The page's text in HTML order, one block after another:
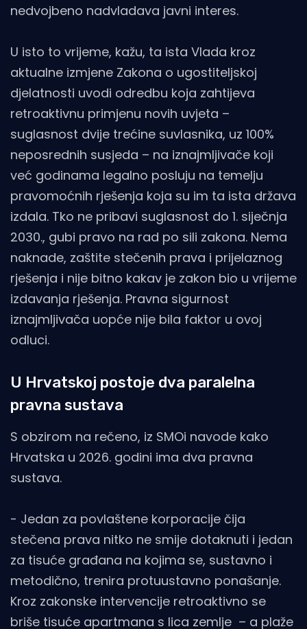
nedvojbeno nadvladava javni interes.
U isto to vrijeme, kažu, ta ista Vlada kroz
aktualne izmjene Zakona o ugostiteljskoj
djelatnosti uvodi odredbu koja zahtijeva
retroaktivnu primjenu novih uvjeta –
suglasnost dvije trećine suvlasnika, uz 100%
neposrednih susjeda – na iznajmljivače koji
već godinama legalno posluju na temelju
pravomoćnih rješenja koja su im ta ista država
izdala. Tko ne pribavi suglasnost do 1. siječnja
2030., gubi pravo na rad po sili zakona. Nema
naknade, zaštite stečenih prava i prijelaznog
rješenja i nije bitno kakav je zakon bio u vrijeme
izdavanja rješenja. Pravna sigurnost
iznajmljivača uopće nije bila faktor u ovoj
odluci.
U Hrvatskoj postoje dva paralelna
pravna sustava
S obzirom na rečeno, iz SMOi navode kako
Hrvatska u 2026. godini ima dva pravna
sustava.
- Jedan za povlaštene korporacije čija
stečena prava nitko ne smije dotaknuti i jedan
za tisuće građana na kojima se, sustavno i
metodično, trenira protuustavno ponašanje.
Kroz zakonske intervencije retroaktivno se
briše tisuće apartmana s lica zemlje – a plaže